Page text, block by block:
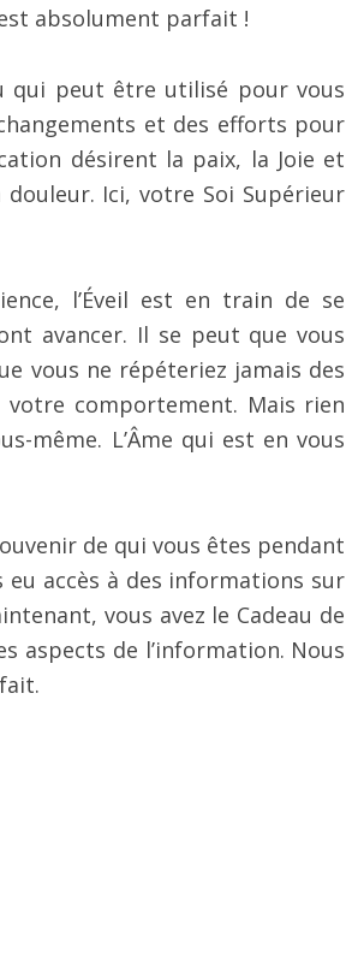
absolument parfait !
qui peut être utilisé pour vous
et des efforts pour
désirent la paix, la Joie et
Ici, votre Soi Supérieur
l’Éveil est en train de se
avancer. Il se peut que vous
vous ne répéteriez jamais des
votre comportement. Mais rien
même. L’Âme qui est en vous
de qui vous êtes pendant
eu accès à des informations sur
vous avez le Cadeau de
aspects de l’information. Nous